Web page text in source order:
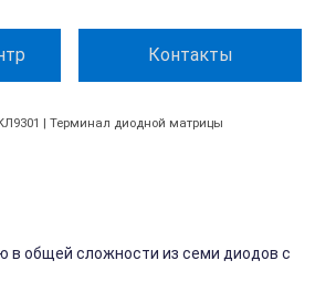
Контакты
| Терминал диодной матрицы
в общей сложности из семи диодов с